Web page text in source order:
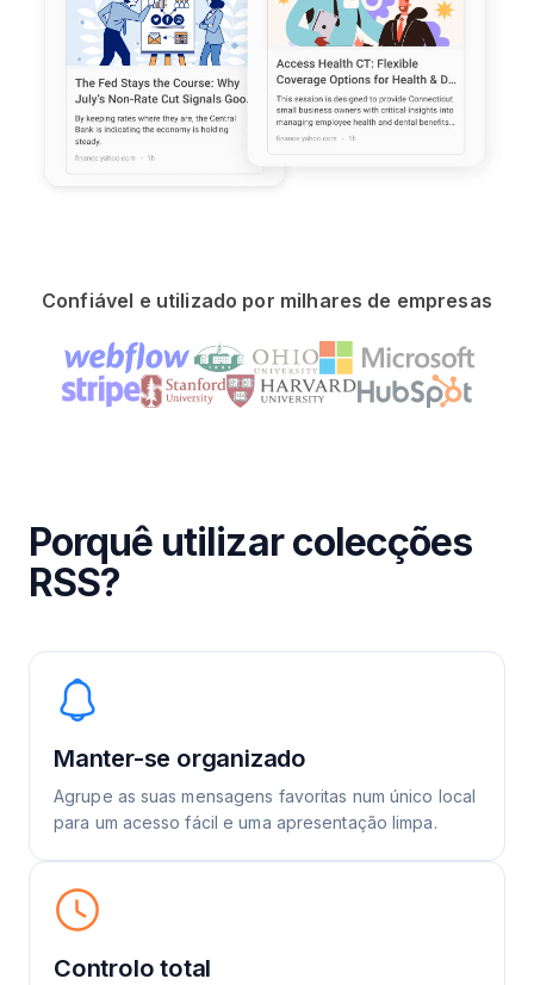
Confiável e utilizado por milhares de empresas
Porquê utilizar colecções
RSS?
Manter-se organizado
Agrupe as suas mensagens favoritas num único local
para um acesso fácil e uma apresentação limpa.
Controlo total